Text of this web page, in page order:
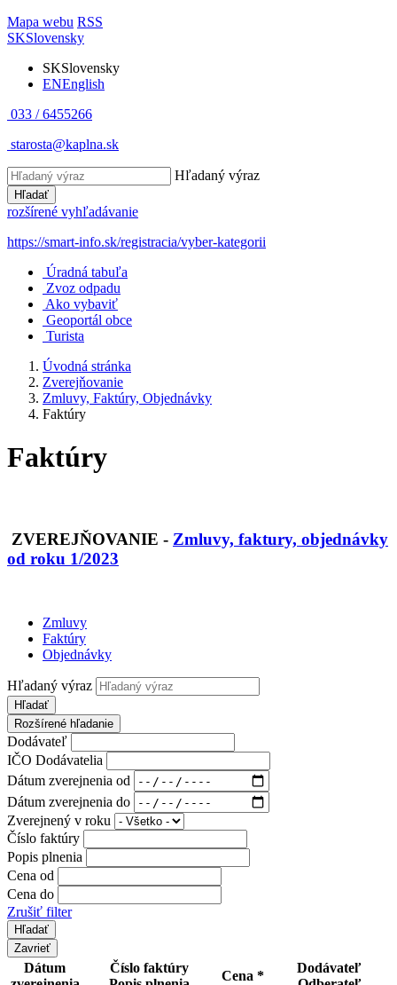
Mapa webu RSS
SKSlovensky
SKSlovensky
ENEnglish
033 / 6455266
starosta@kaplna.sk
Hľadaný výraz
Hľadať
rozšírené vyhľadávanie
https://smart-info.sk/registracia/vyber-kategorii
Úradná tabuľa
Zvoz odpadu
Ako vybaviť
Geoportál obce
Turista
Úvodná stránka
Zverejňovanie
Zmluvy, Faktúry, Objednávky
Faktúry
Faktúry
ZVEREJŇOVANIE - Zmluvy, faktury, objednávky
od roku 1/2023
Zmluvy
Faktúry
Objednávky
Hľadaný výraz
Hľadať
Rozšírené hľadanie
Dodávateľ
IČO Dodávatelia
Dátum zverejnenia od
Dátum zverejnenia do
Zverejnený v roku
Číslo faktúry
Popis plnenia
Cena od
Cena do
Zrušiť filter
Zavrieť
Dátum
Číslo faktúry
Cena *
Dodávateľ